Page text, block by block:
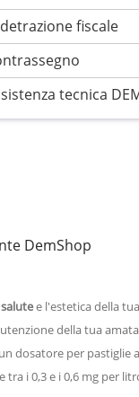
fiscale
tecnica
DemShop
salutee l'estetica della
della tua
dosatore per pastiglie
i 0,3 e i 0,6 mg per l